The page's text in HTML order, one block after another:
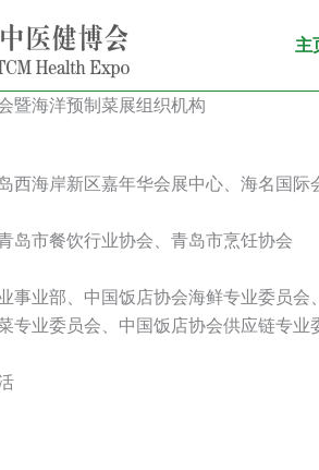
主
暨海洋预制菜展组织机构
西海岸新区嘉年华会展中心、海名国际
岛市餐饮行业协会、青岛市烹饪协会
事业部、中国饭店协会海鲜专业委员会、
专业委员会、中国饭店协会供应链专业